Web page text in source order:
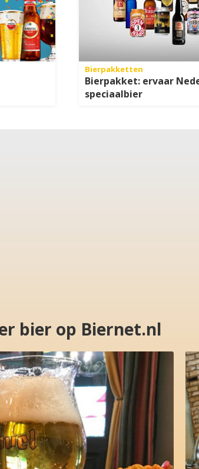
Bierpakketten
Bierpakket: ervaar
speciaalbier
bier op Biernet.nl